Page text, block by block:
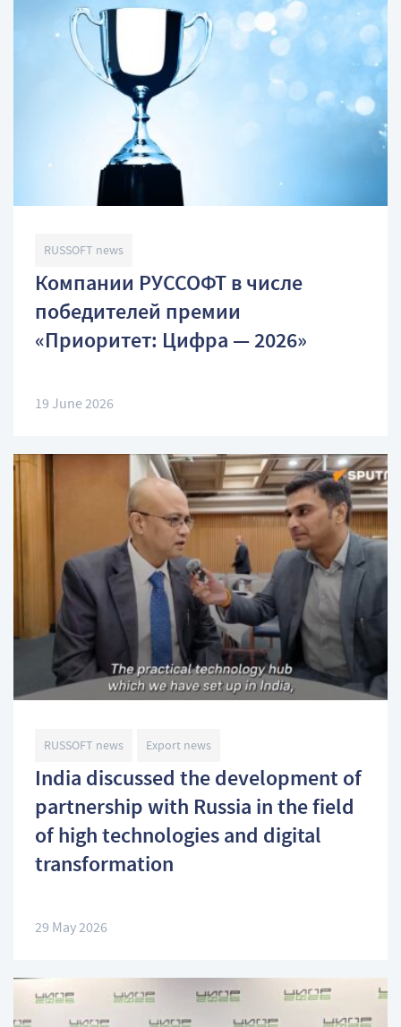
RUSSOFT news
Компании РУССОФТ в числе
победителей премии
«Приоритет: Цифра — 2026»
19 June 2026
RUSSOFT news Export news
India discussed the development of
partnership with Russia in the field
of high technologies and digital
transformation
29 May 2026